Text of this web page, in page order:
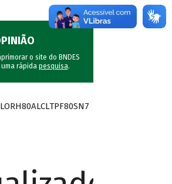
o site do BNDES
rápida pesquisa.